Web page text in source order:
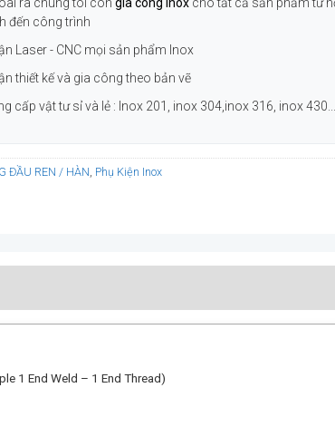
đến công trình
Laser - CNC mọi sản phẩm Inox
thiết kế và gia công theo bản vẽ
cấp vật tư sỉ và lẻ : Inox 201, inox 304,inox 316, inox 430...
ĐẦU REN / HÀN Phụ Kiện Inox
1 End Weld – 1 End Thread)